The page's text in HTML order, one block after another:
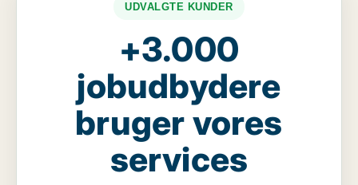
UDVALGTE KUNDER
+3.000
jobudbydere
bruger vores
services